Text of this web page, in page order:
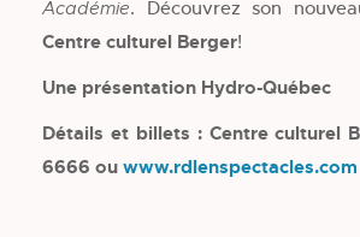
Académie. Découvrez son
Centre culturel Berger!
Une présentation Hydro-Québec
Détails et billets : Centre culturel
6666 ou www.rdlenspectacles.com